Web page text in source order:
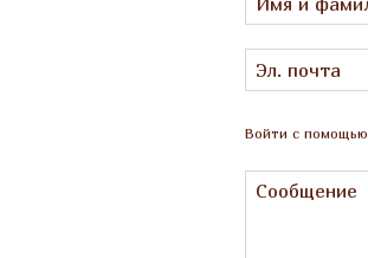
Войти с помощью